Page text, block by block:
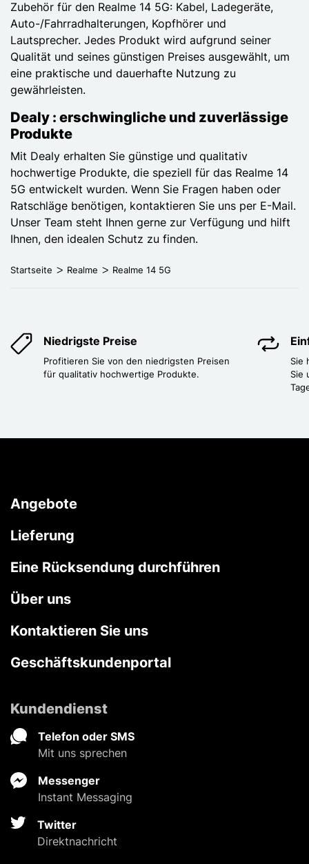
Zubehör für den Realme 14 5G: Kabel, Ladegeräte,
Auto-/Fahrradhalterungen, Kopfhörer und
Lautsprecher. Jedes Produkt wird aufgrund seiner
Qualität und seines günstigen Preises ausgewählt, um
eine praktische und dauerhafte Nutzung zu
gewährleisten.
Dealy : erschwingliche und zuverlässige
Produkte
Mit Dealy erhalten Sie günstige und qualitativ
hochwertige Produkte, die speziell für das Realme 14
5G entwickelt wurden. Wenn Sie Fragen haben oder
Ratschläge benötigen, kontaktieren Sie uns per E-Mail.
Unser Team steht Ihnen gerne zur Verfügung und hilft
Ihnen, den idealen Schutz zu finden.
Startseite Realme Realme 14 5G
Niedrigste Preise
Profitieren Sie von den niedrigsten Preisen
für qualitativ hochwertige Produkte.
Sie
Sie
Angebote
Lieferung
Eine Rücksendung durchführen
Über uns
Kontaktieren Sie uns
Geschäftskundenportal
Kundendienst
Telefon oder SMS
Mit uns sprechen
Messenger
Instant Messaging
Twitter
Direktnachricht